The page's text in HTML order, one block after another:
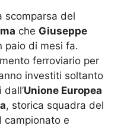
cheGiuseppe
paio di mesi fa.
ferroviario per
investiti soltanto
Unione Europea
, storica squadra del
campionato e